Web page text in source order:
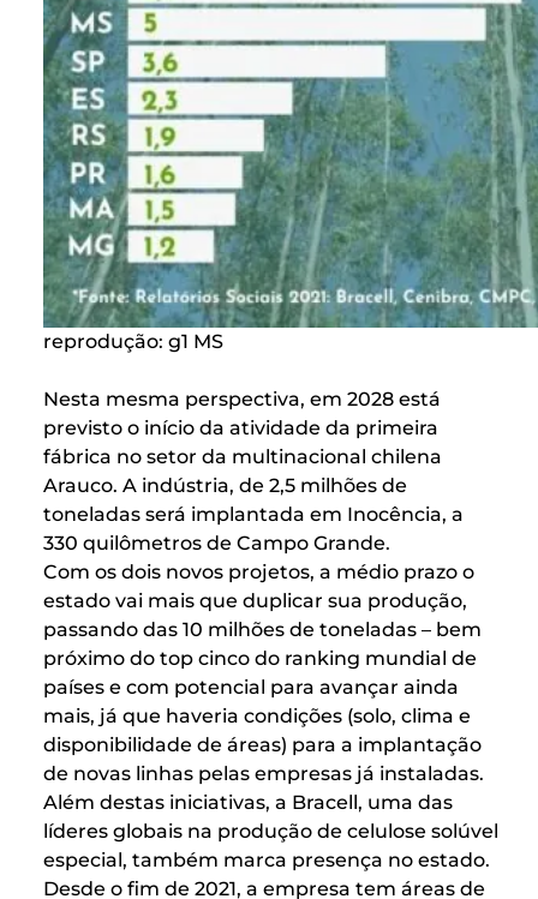
reprodução: g1 MS
Nesta mesma perspectiva, em 2028 está
previsto o início da atividade da primeira
fábrica no setor da multinacional chilena
Arauco. A indústria, de 2,5 milhões de
toneladas será implantada em Inocência, a
330 quilômetros de Campo Grande.
Com os dois novos projetos, a médio prazo o
estado vai mais que duplicar sua produção,
passando das 10 milhões de toneladas – bem
próximo do top cinco do ranking mundial de
países e com potencial para avançar ainda
mais, já que haveria condições (solo, clima e
disponibilidade de áreas) para a implantação
de novas linhas pelas empresas já instaladas.
Além destas iniciativas, a Bracell, uma das
líderes globais na produção de celulose solúvel
especial, também marca presença no estado.
Desde o fim de 2021, a empresa tem áreas de